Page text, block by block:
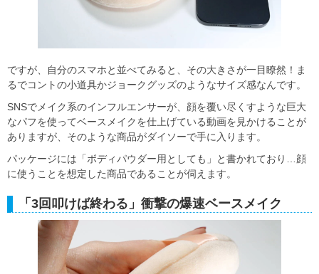
ですが、自分のスマホと並べてみると、その大きさが一目瞭然！ま
るでコントの小道具かジョークグッズのようなサイズ感なんです。
SNSでメイク系のインフルエンサーが、顔を覆い尽くすような巨大
なパフを使ってベースメイクを仕上げている動画を見かけることが
ありますが、そのような商品がダイソーで手に入ります。
パッケージには「ボディパウダー用としても」と書かれており…顔
に使うことを想定した商品であることが伺えます。
「3回叩けば終わる」衝撃の爆速ベースメイク